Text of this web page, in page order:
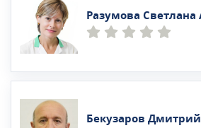
Разумова Светлана
Бекузаров